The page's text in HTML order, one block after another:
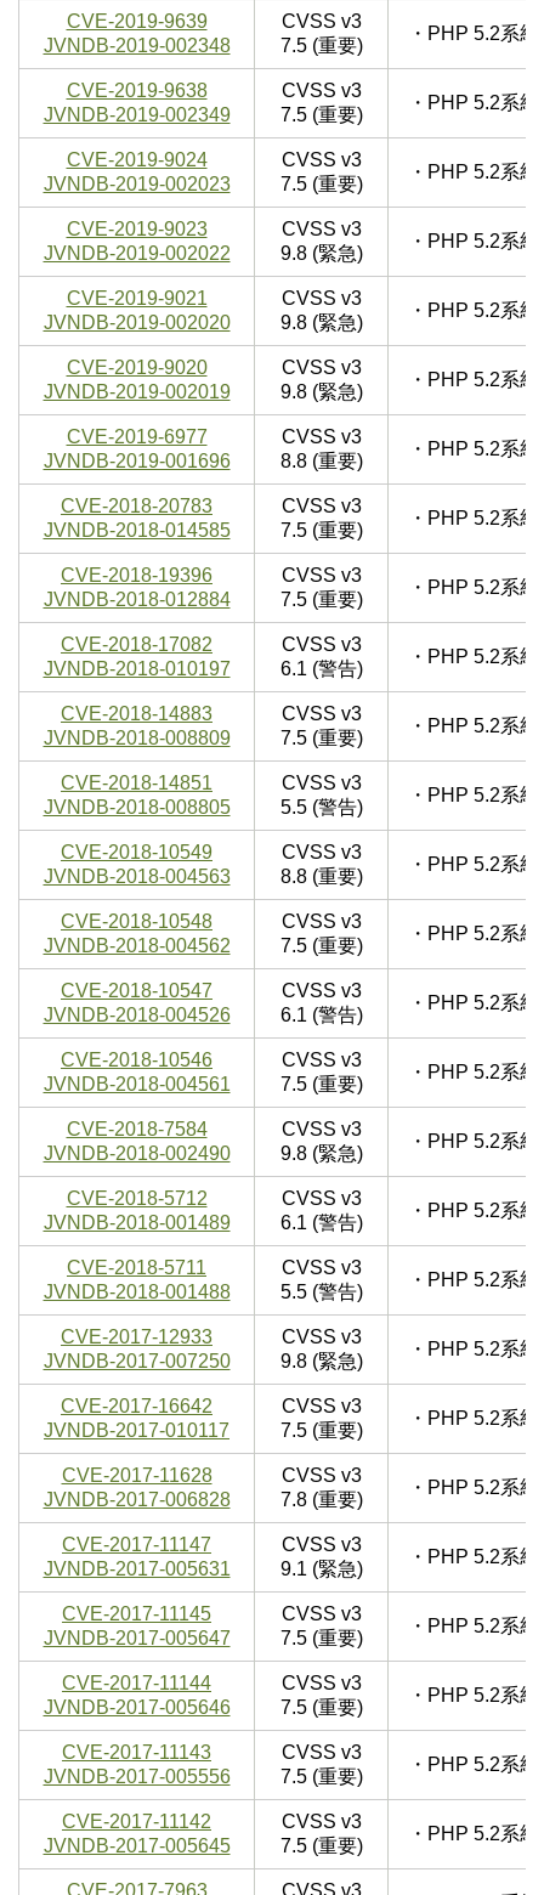
CVE-2019-9639
JVNDB-2019-002348
CVSS v3
7.5 (重要)
・PHP 5.2系
CVE-2019-9638
JVNDB-2019-002349
CVSS v3
7.5 (重要)
・PHP 5.2系
CVE-2019-9024
JVNDB-2019-002023
CVSS v3
7.5 (重要)
・PHP 5.2系
CVE-2019-9023
JVNDB-2019-002022
CVSS v3
9.8 (緊急)
・PHP 5.2系
CVE-2019-9021
JVNDB-2019-002020
CVSS v3
9.8 (緊急)
・PHP 5.2系
CVE-2019-9020
JVNDB-2019-002019
CVSS v3
9.8 (緊急)
・PHP 5.2系
CVE-2019-6977
JVNDB-2019-001696
CVSS v3
8.8 (重要)
・PHP 5.2系
CVE-2018-20783
JVNDB-2018-014585
CVSS v3
7.5 (重要)
・PHP 5.2系
CVE-2018-19396
JVNDB-2018-012884
CVSS v3
7.5 (重要)
・PHP 5.2系
CVE-2018-17082
JVNDB-2018-010197
CVSS v3
6.1 (警告)
・PHP 5.2系
CVE-2018-14883
JVNDB-2018-008809
CVSS v3
7.5 (重要)
・PHP 5.2系
CVE-2018-14851
JVNDB-2018-008805
CVSS v3
5.5 (警告)
・PHP 5.2系
CVE-2018-10549
JVNDB-2018-004563
CVSS v3
8.8 (重要)
・PHP 5.2系
CVE-2018-10548
JVNDB-2018-004562
CVSS v3
7.5 (重要)
・PHP 5.2系
CVE-2018-10547
JVNDB-2018-004526
CVSS v3
6.1 (警告)
・PHP 5.2系
CVE-2018-10546
JVNDB-2018-004561
CVSS v3
7.5 (重要)
・PHP 5.2系
CVE-2018-7584
JVNDB-2018-002490
CVSS v3
9.8 (緊急)
・PHP 5.2系
CVE-2018-5712
JVNDB-2018-001489
CVSS v3
6.1 (警告)
・PHP 5.2系
CVE-2018-5711
JVNDB-2018-001488
CVSS v3
5.5 (警告)
・PHP 5.2系
CVE-2017-12933
JVNDB-2017-007250
CVSS v3
9.8 (緊急)
・PHP 5.2系
CVE-2017-16642
JVNDB-2017-010117
CVSS v3
7.5 (重要)
・PHP 5.2系
CVE-2017-11628
JVNDB-2017-006828
CVSS v3
7.8 (重要)
・PHP 5.2系
CVE-2017-11147
JVNDB-2017-005631
CVSS v3
9.1 (緊急)
・PHP 5.2系
CVE-2017-11145
JVNDB-2017-005647
CVSS v3
7.5 (重要)
・PHP 5.2系
CVE-2017-11144
JVNDB-2017-005646
CVSS v3
7.5 (重要)
・PHP 5.2系
CVE-2017-11143
JVNDB-2017-005556
CVSS v3
7.5 (重要)
・PHP 5.2系
CVE-2017-11142
JVNDB-2017-005645
CVSS v3
7.5 (重要)
・PHP 5.2系